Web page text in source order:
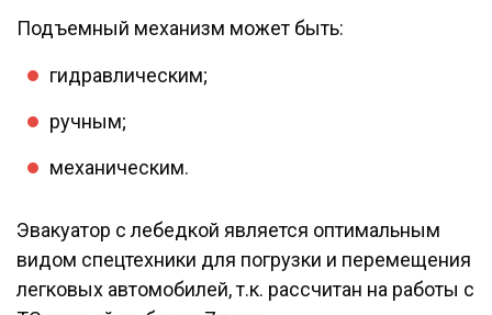
Подъемный механизм может быть:
гидравлическим;
ручным;
механическим.
Эвакуатор с лебедкой является оптимальным
видом спецтехники для погрузки и перемещения
легковых автомобилей, т.к. рассчитан на работы с